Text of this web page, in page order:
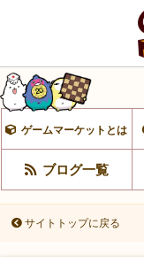
ゲームマーケットとは
ブログ一覧
サイトトップに戻る